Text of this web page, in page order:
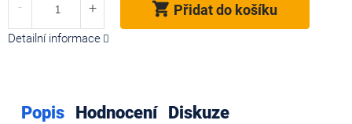
Přidat do košíku
Detailní informace
Popis Hodnocení Diskuze